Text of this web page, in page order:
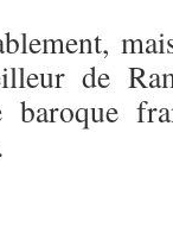
de
baroque